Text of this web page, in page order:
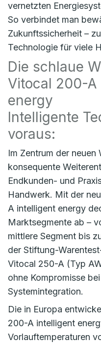
vernetzten
So verbindet man
Zukunftssicherheit –
Technologie für viele
Die schlaue
Vitocal 200-
energy
Intelligente
voraus:
Im Zentrum der neuen
konsequente
Endkunden- und
Handwerk. Mit der
A intelligent energy
Marktsegmente ab –
mittlere Segment bis
der Stiftung-
Vitocal 250-A (Typ
ohne Kompromisse
Systemintegration.
Die in Europa
200-A intelligent
Vorlauftemperaturen